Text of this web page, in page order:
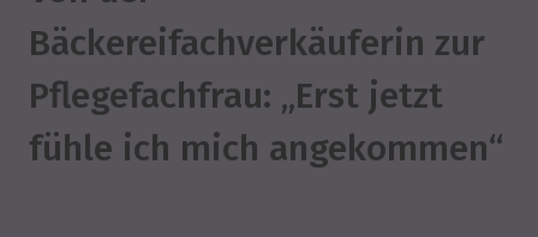
Bäckereifachverkäuferin zur
Pflegefachfrau: „Erst jetzt
fühle ich mich angekommen“